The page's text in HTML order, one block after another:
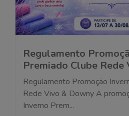
Regulamento
Premiado Clube
Regulamento Promoção
Rede Vivo & Downy A
Inverno Prem...